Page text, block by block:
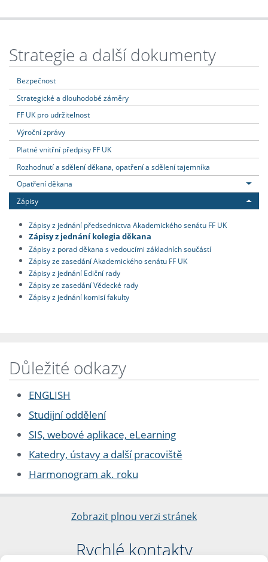
Strategie a další dokumenty
Bezpečnost
Strategické a dlouhodobé záměry
FF UK pro udržitelnost
Výroční zprávy
Platné vnitřní předpisy FF UK
Rozhodnutí a sdělení děkana, opatření a sdělení tajemníka
Opatření děkana
Zápisy
Zápisy z jednání předsednictva Akademického senátu FF UK
Zápisy z jednání kolegia děkana
Zápisy z porad děkana s vedoucími základních součástí
Zápisy ze zasedání Akademického senátu FF UK
Zápisy z jednání Ediční rady
Zápisy ze zasedání Vědecké rady
Zápisy z jednání komisí fakulty
Důležité odkazy
ENGLISH
Studijní oddělení
SIS, webové aplikace, eLearning
Katedry, ústavy a další pracoviště
Harmonogram ak. roku
Zobrazit plnou verzi stránek
Rychlé kontakty